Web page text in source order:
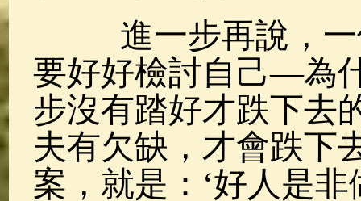
進一步再說，一
要好好檢討自己—為
步沒有踏好才跌下去
夫有欠缺，才會跌下
案，就是：‘好人是